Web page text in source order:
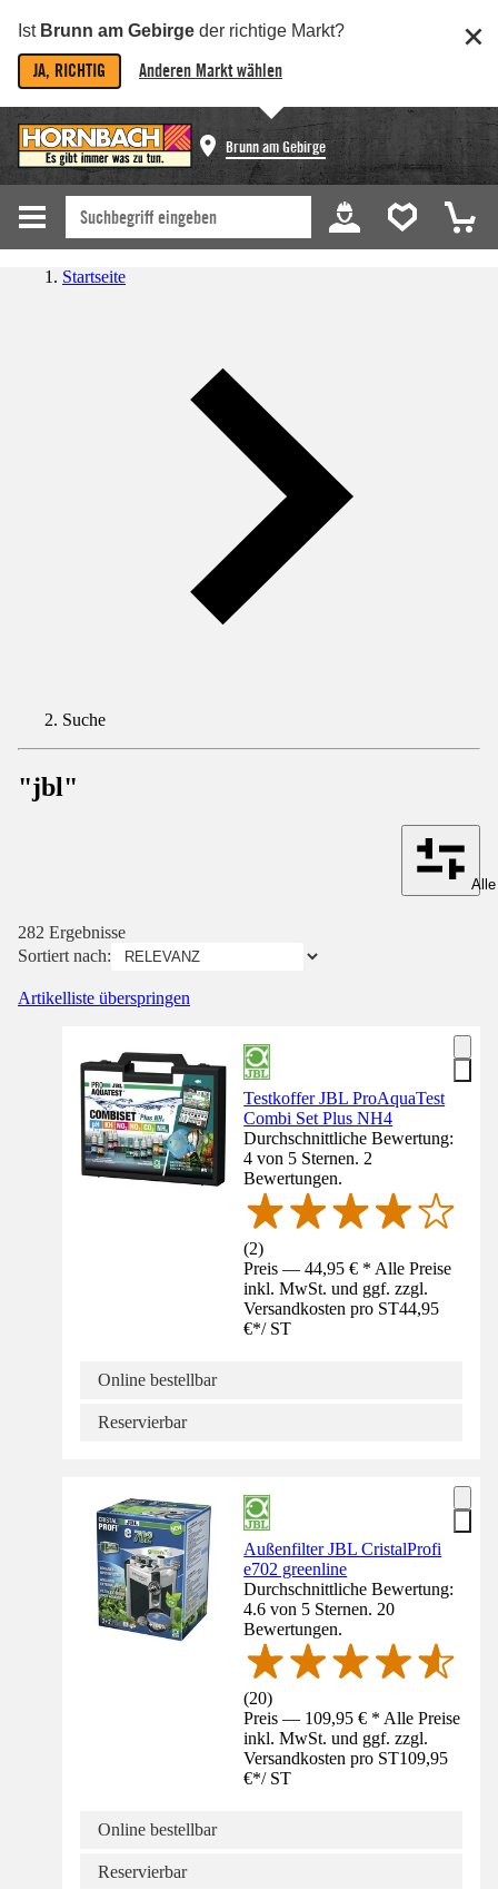
Ist Brunn am Gebirge der richtige Markt?
JA, RICHTIG Anderen Markt wählen
Brunn am Gebirge
Startseite
Suche
"jbl"
282 Ergebnisse
Sortiert nach:
Artikelliste überspringen
Testkoffer JBL ProAquaTest
Combi Set Plus NH4
Durchschnittliche Bewertung:
4 von 5 Sternen. 2
Bewertungen.
(2)
Preis — 44,95 € * Alle Preise
inkl. MwSt. und ggf. zzgl.
Versandkosten pro ST44,95
€*/ ST
Online bestellbar
Reservierbar
Außenfilter JBL CristalProfi
e702 greenline
Durchschnittliche Bewertung:
4.6 von 5 Sternen. 20
Bewertungen.
(20)
Preis — 109,95 € * Alle Preise
inkl. MwSt. und ggf. zzgl.
Versandkosten pro ST109,95
€*/ ST
Online bestellbar
Reservierbar